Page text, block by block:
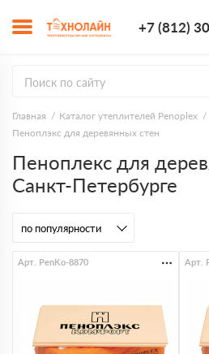
+7 (812)
Главная
Каталог утеплителей Penoplex
Пеноплэкс для деревянных стен
Пеноплекс для
Санкт-Петербурге
Арт. PenKo-8870 Арт.